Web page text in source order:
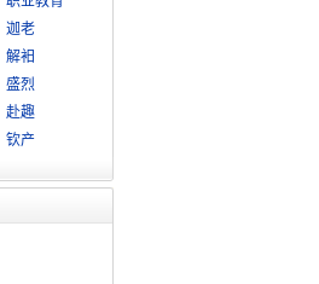
迦老
解衵
盛烈
赴趣
钦产